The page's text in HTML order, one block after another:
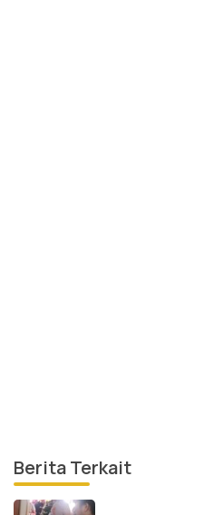
Berita Terkait